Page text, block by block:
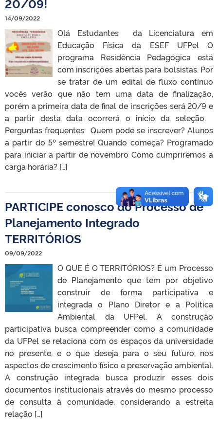
14/09/2022
Olá Estudantes da Licenciatura em
Educação Física da ESEF UFPel O
programa Residência Pedagógica está
com inscrições abertas para bolsistas. Por
se tratar de um edital de fluxo contínuo
vocês verão que não tem uma data de finalização,
porém a primeira data de final de inscrições será 20/9 e
a partir desta data ocorrerá o início da seleção.
Perguntas frequentes: Quem pode se inscrever? Alunos
a partir do 5º semestre! Quando começa? Programado
para iniciar a partir de novembro Como cumpriremos a
carga horária? […]
PARTICIPE conosco do Processo de
Planejamento Integrado
TERRITÓRIOS
09/09/2022
O QUE É O TERRITÓRIOS? É um Processo
de Planejamento que tem por objetivo
construir de forma participativa e
integrada o Plano Diretor e a Política
Ambiental da UFPel. A construção
participativa busca compreender como a comunidade
da UFPel se relaciona com os espaços da universidade
no presente, e o que deseja para o seu futuro, nos
aspectos de crescimento físico e preservação ambiental.
A construção integrada busca produzir esses dois
documentos institucionais através do mesmo processo
de consulta à comunidade, considerando a estreita
relação […]